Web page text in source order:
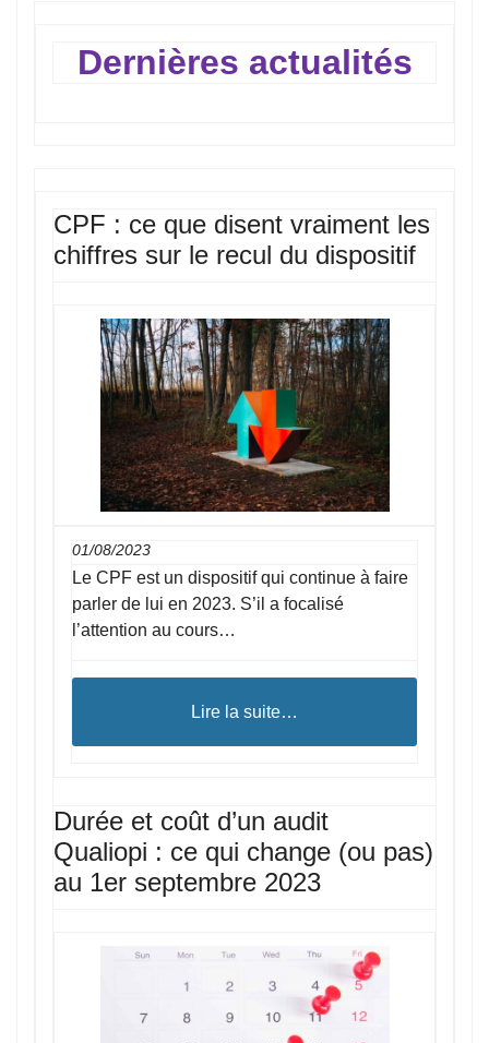
Dernières actualités
CPF : ce que disent vraiment les
chiffres sur le recul du dispositif
01/08/2023
Le CPF est un dispositif qui continue à faire
parler de lui en 2023. S’il a focalisé
l’attention au cours…
Lire la suite…
Durée et coût d’un audit
Qualiopi : ce qui change (ou pas)
au 1er septembre 2023